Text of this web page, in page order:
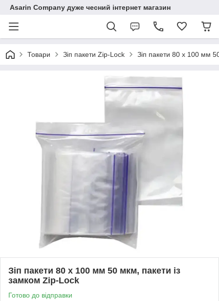
Asarin Company дуже чесний інтернет магазин
Товари Зіп пакети Zip-Lock Зіп пакети 80 х 100 мм
Зіп пакети 80 х 100 мм 50 мкм, пакети із
замком Zip-Lock
Готово до відправки